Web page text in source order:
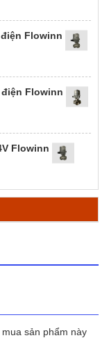
Flowinn
Flowinn
Flowinn
sản phẩm này